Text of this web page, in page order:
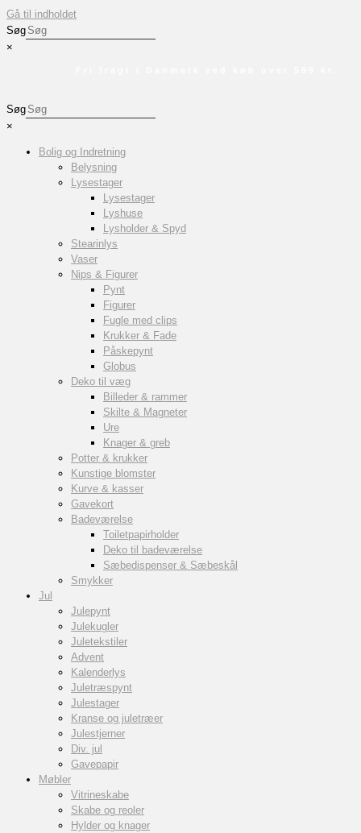
Gå til indholdet
Søg
×
Søg
×
Bolig og Indretning
Belysning
Lysestager
Lysestager
Lyshuse
Lysholder & Spyd
Stearinlys
Vaser
Nips & Figurer
Pynt
Figurer
Fugle med clips
Krukker & Fade
Påskepynt
Globus
Deko til væg
Billeder & rammer
Skilte & Magneter
Ure
Knager & greb
Potter & krukker
Kunstige blomster
Kurve & kasser
Gavekort
Badeværelse
Toiletpapirholder
Deko til badeværelse
Sæbedispenser & Sæbeskål
Smykker
Jul
Julepynt
Julekugler
Juletekstiler
Advent
Kalenderlys
Juletræspynt
Julestager
Kranse og juletræer
Julestjerner
Div. jul
Gavepapir
Møbler
Vitrineskabe
Skabe og reoler
Hylder og knager